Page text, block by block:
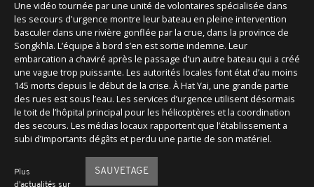
Une vidéo tournée par une unité de volontaires spécialisée dans
les secours d'urgence montre leur bateau en pleine intervention
basculer dans une rivière gonflée par la crue, dans la province de
Songkhla. L’équipe à bord s’en est sortie indemne. Leur
embarcation a chaviré après le passage d’un autre bateau qui a créé
une vague trop puissante. Les autorités locales font état d’au moins
145 morts depuis le début de la crise. À Hat Yai, une grande partie
des rues est sous l’eau. Les services d’urgence utilisent désormais
le toit de l’hôpital principal pour les hélicoptères et la coordination
des secours. Les médias locaux rapportent que l’établissement a
subi d’importants dégâts et perdu une partie de son matériel.
Plus
d'actualités sur
SAUVETAGE